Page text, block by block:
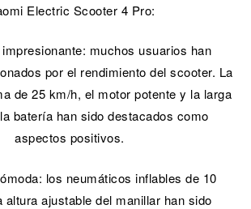
Electric Scooter 4 Pro:
muchos usuarios han
por el rendimiento del scooter. La
de 25 km/h, el motor potente y la larga
batería han sido destacados como
aspectos positivos.
los neumáticos inflables de 10
altura ajustable del manillar han sido